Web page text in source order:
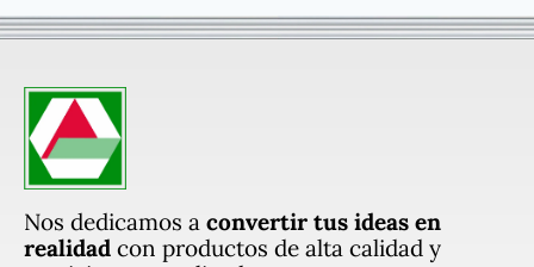
Nos dedicamos a convertir tus ideas en
realidad con productos de alta calidad y